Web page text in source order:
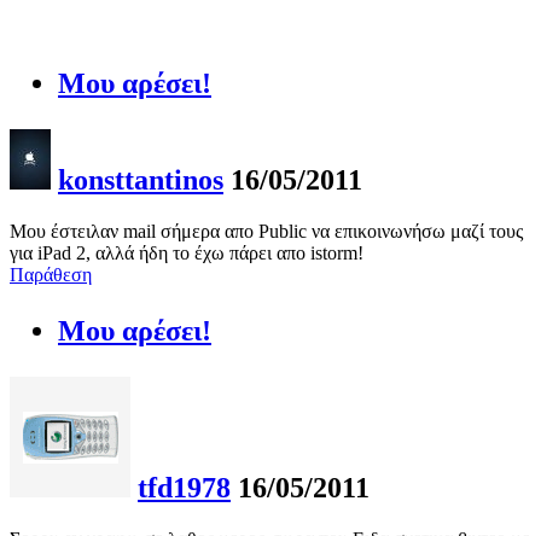
Μου αρέσει!
konsttantinos 16/05/2011
Μου έστειλαν mail σήμερα απο Public να επικοινωνήσω μαζί τους
για iPad 2, αλλά ήδη το έχω πάρει απο istorm!
Παράθεση
Μου αρέσει!
tfd1978 16/05/2011